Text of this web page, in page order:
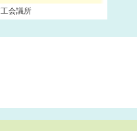
掛川商工会議所 青年部